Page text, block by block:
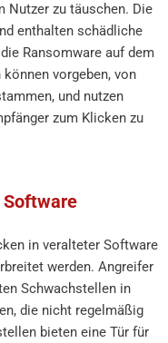
Nutzer zu täuschen. Die
enthalten schädliche
Ransomware auf dem
vorgeben, von
und nutzen
zum Klicken zu
in veralteter Software
werden. Angreifer
Schwachstellen in
die nicht regelmäßig
bieten eine Tür für